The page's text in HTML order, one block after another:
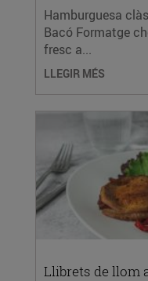
Hamburguesa
Bacó Formatge
fresc a...
LLEGIR MÉS
Llibrets de llom